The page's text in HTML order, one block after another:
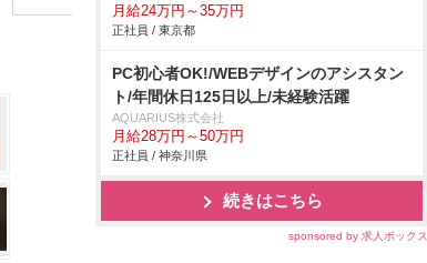
月給24万円～35万円
正社員 / 東京都
PC初心者OK!/WEBデザインのアシスタン
ト/年間休日125日以上/未経験活躍
AQUARIUS株式会社
月給28万円～50万円
正社員 / 神奈川県
続きはこちら
sponsored by 求人ボックス